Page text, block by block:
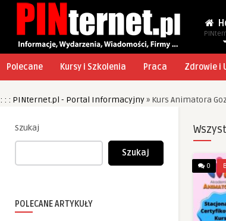
Polecane Kursy i Szkolenia Praca Zdrowie i
: : : PINternet.pl - Portal Informacyjny» Kurs Animatora
Szukaj
Szukaj
POLECANE ARTYKUŁY
0